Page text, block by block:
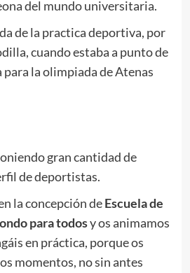
del mundo universitaria.
de la practica deportiva, por
cuando estaba a punto de
para la olimpiada de Atenas
gran cantidad de
de deportistas.
la concepción deEscuela de
para todosy os animamos
en práctica, porque os
momentos, no sin antes